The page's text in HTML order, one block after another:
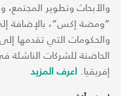
والأبحاث وتطوير
“ومضة إكس“، بالإضافة
والحكومات التي تقدمها
الحاضنة للشركات
إفريقيا. اعرف المزيد